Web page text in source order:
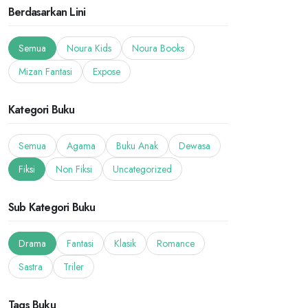
Berdasarkan Lini
Semua Noura Kids
Noura Books
Mizan Fantasi
Expose
Kategori Buku
Semua Agama Buku Anak
Dewasa
Fiksi
Non Fiksi Uncategorized
Sub Kategori Buku
Drama Fantasi Klasik
Romance
Sastra
Triler